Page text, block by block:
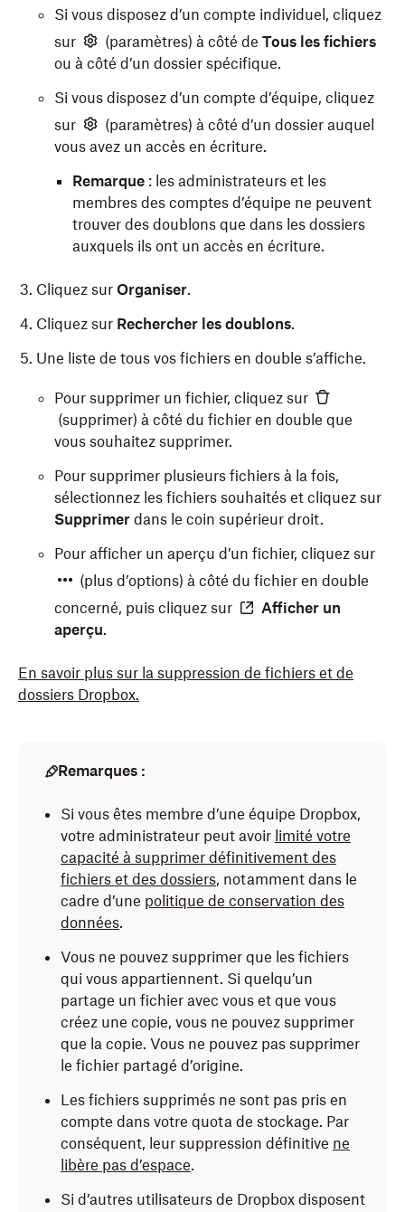
Si vous disposez d’un compte individuel, cliquez
sur
(paramètres) à côté de Tous les fichiers
ou à côté d’un dossier spécifique.
Si vous disposez d’un compte d’équipe, cliquez
sur
(paramètres) à côté d’un dossier auquel
vous avez un accès en écriture.
Remarque : les administrateurs et les
membres des comptes d’équipe ne peuvent
trouver des doublons que dans les dossiers
auxquels ils ont un accès en écriture.
Cliquez sur Organiser.
Cliquez sur Rechercher les doublons.
Une liste de tous vos fichiers en double s’affiche.
Pour supprimer un fichier, cliquez sur
(supprimer) à côté du fichier en double que
vous souhaitez supprimer.
Pour supprimer plusieurs fichiers à la fois,
sélectionnez les fichiers souhaités et cliquez sur
Supprimer dans le coin supérieur droit.
Pour afficher un aperçu d’un fichier, cliquez sur
(plus d’options) à côté du fichier en double
concerné, puis cliquez sur
Afficher un
aperçu.
En savoir plus sur la suppression de fichiers et de
dossiers Dropbox.
Remarques :
Si vous êtes membre d’une équipe Dropbox,
votre administrateur peut avoir limité votre
capacité à supprimer définitivement des
fichiers et des dossiers, notamment dans le
cadre d’une politique de conservation des
données.
Vous ne pouvez supprimer que les fichiers
qui vous appartiennent. Si quelqu’un
partage un fichier avec vous et que vous
créez une copie, vous ne pouvez supprimer
que la copie. Vous ne pouvez pas supprimer
le fichier partagé d’origine.
Les fichiers supprimés ne sont pas pris en
compte dans votre quota de stockage. Par
conséquent, leur suppression définitive ne
libère pas d’espace.
Si d’autres utilisateurs de Dropbox disposent